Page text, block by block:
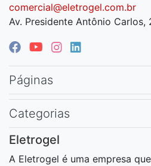
comercial@eletrogel.com.br
Av. Presidente Antônio Carlos,
Páginas
Categorias
Eletrogel
A Eletrogel é uma empresa